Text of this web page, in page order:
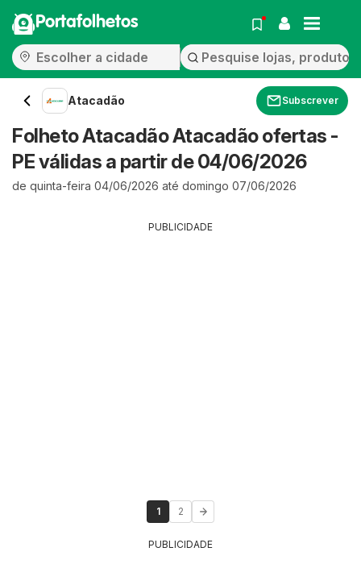
Portafolhetos
Atacadão Subscrever
Folheto Atacadão Atacadão ofertas -
PE válidas a partir de 04/06/2026
de quinta-feira 04/06/2026 até domingo 07/06/2026
PUBLICIDADE
1 2
PUBLICIDADE